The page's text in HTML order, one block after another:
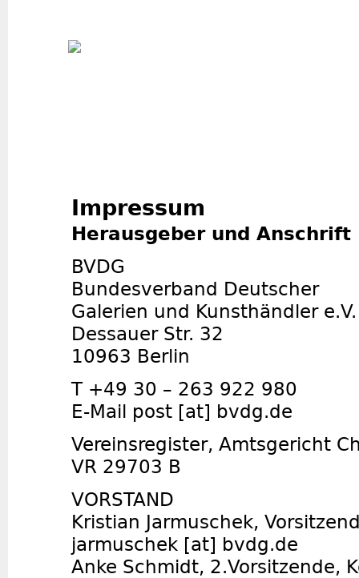
Impressum
Herausgeber und Anschrift
BVDG
Bundesverband Deutscher
Galerien und Kunsthändler e.V.
Dessauer Str. 32
10963 Berlin
T +49 30 – 263 922 980
E-Mail post [at] bvdg.de
Vereinsregister, Amtsgericht
VR 29703 B
VORSTAND
Kristian Jarmuschek,
jarmuschek [at] bvdg.de
Anke Schmidt,